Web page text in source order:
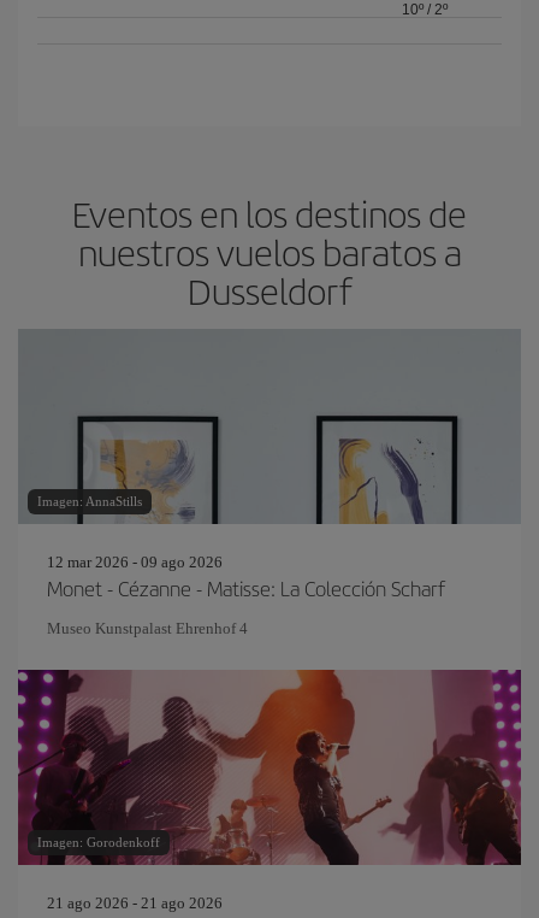
10º/ 2º
Eventos en los destinos de
nuestros vuelos baratos a
Dusseldorf
Imagen: AnnaStills
12 mar 2026 - 09 ago 2026
Monet - Cézanne - Matisse: La Colección Scharf
Museo Kunstpalast Ehrenhof 4
Imagen: Gorodenkoff
21 ago 2026 - 21 ago 2026